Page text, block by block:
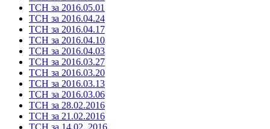
ТСН за 2016.05.01
ТСН за 2016.04.24
ТСН за 2016.04.17
ТСН за 2016.04.10
ТСН за 2016.04.03
ТСН за 2016.03.27
ТСН за 2016.03.20
ТСН за 2016.03.13
ТСН за 2016.03.06
ТСН за 28.02.2016
ТСН за 21.02.2016
ТСН за 14.02. 2016